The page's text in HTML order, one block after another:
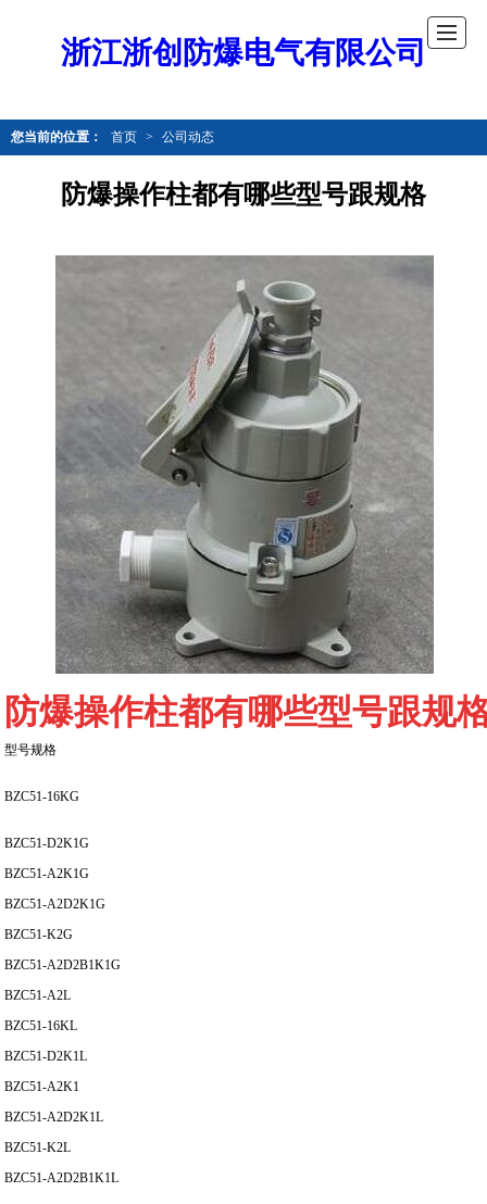
浙江浙创防爆电气有限公司
您当前的位置： 首页 > 公司动态
防爆操作柱都有哪些型号跟规格
防爆操作柱都有哪些型号跟规
型号规格
BZC51-16KG
BZC51-D2K1G
BZC51-A2K1G
BZC51-A2D2K1G
BZC51-K2G
BZC51-A2D2B1K1G
BZC51-A2L
BZC51-16KL
BZC51-D2K1L
BZC51-A2K1
BZC51-A2D2K1L
BZC51-K2L
BZC51-A2D2B1K1L